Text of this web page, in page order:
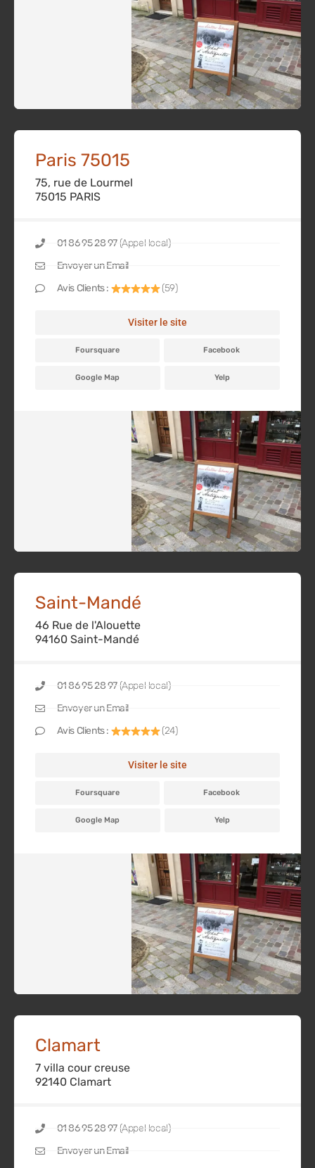
Paris 75015
75, rue de Lourmel
75015 PARIS
01 86 95 28 97 (Appel local)
Envoyer un Email
Avis Clients :
(59)
Visiter le site
Foursquare Facebook
Google Map Yelp
Saint-Mandé
46 Rue de l'Alouette
94160 Saint-Mandé
01 86 95 28 97 (Appel local)
Envoyer un Email
Avis Clients :
(24)
Visiter le site
Foursquare Facebook
Google Map Yelp
Clamart
7 villa cour creuse
92140 Clamart
01 86 95 28 97 (Appel local)
Envoyer un Email